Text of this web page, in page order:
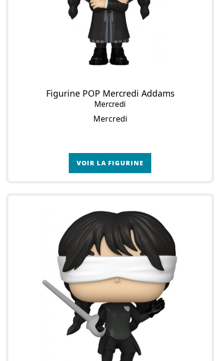
Figurine POP Mercredi Addams
Mercredi
Mercredi
VOIR LA FIGURINE